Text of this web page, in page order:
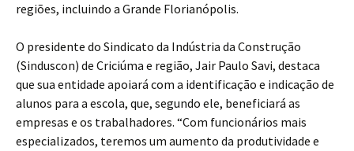
regiões, incluindo a Grande Florianópolis.
O presidente do Sindicato da Indústria da Construção
(Sinduscon) de Criciúma e região, Jair Paulo Savi, destaca
que sua entidade apoiará com a identificação e indicação de
alunos para a escola, que, segundo ele, beneficiará as
empresas e os trabalhadores. “Com funcionários mais
especializados, teremos um aumento da produtividade e